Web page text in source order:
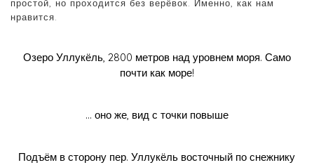
простой, но проходится без верёвок. Именно, как нам
нравится.
Озеро Уллукёль, 2800 метров над уровнем моря. Само
почти как море!
… оно же, вид с точки повыше
Подъём в сторону пер. Уллукёль восточный по снежнику